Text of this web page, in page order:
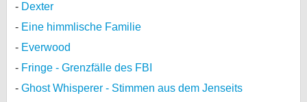
Dexter
Eine himmlische Familie
Everwood
Fringe - Grenzfälle des FBI
Ghost Whisperer - Stimmen aus dem Jenseits